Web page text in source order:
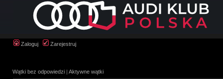
Zaloguj Zarejestruj
Wątki bez odpowiedzi | Aktywne wątki